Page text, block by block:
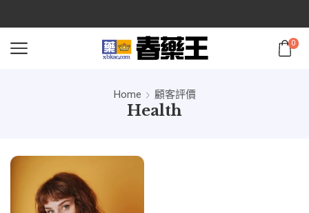
0
Home 顧客評價
Health